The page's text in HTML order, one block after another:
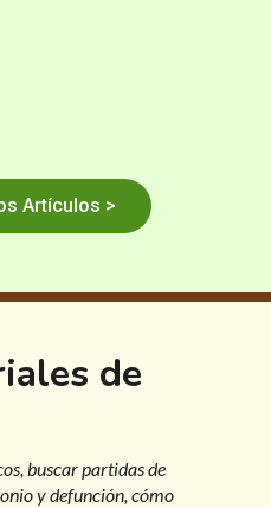
Artículos >
de
buscar partidas de
y defunción, cómo